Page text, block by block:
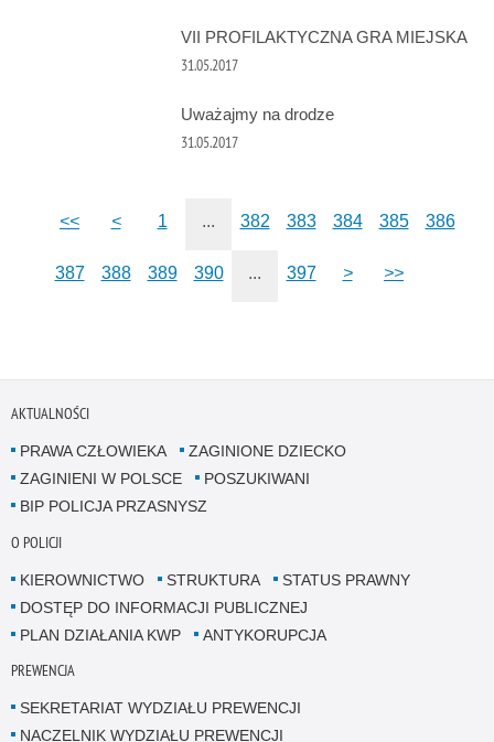
VII PROFILAKTYCZNA GRA MIEJSKA
31.05.2017
Uważajmy na drodze
31.05.2017
<< < 1 ... 382 383 384 385 386
387 388 389 390 ... 397 > >>
AKTUALNOŚCI
PRAWA CZŁOWIEKA
ZAGINIONE DZIECKO
ZAGINIENI W POLSCE
POSZUKIWANI
BIP POLICJA PRZASNYSZ
O POLICJI
KIEROWNICTWO STRUKTURA
STATUS PRAWNY
DOSTĘP DO INFORMACJI PUBLICZNEJ
PLAN DZIAŁANIA KWP
ANTYKORUPCJA
PREWENCJA
SEKRETARIAT WYDZIAŁU PREWENCJI
NACZELNIK WYDZIAŁU PREWENCJI